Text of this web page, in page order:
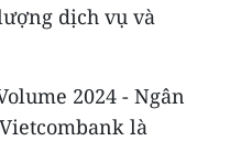
dịch vụ và
2024 - Ngân
là